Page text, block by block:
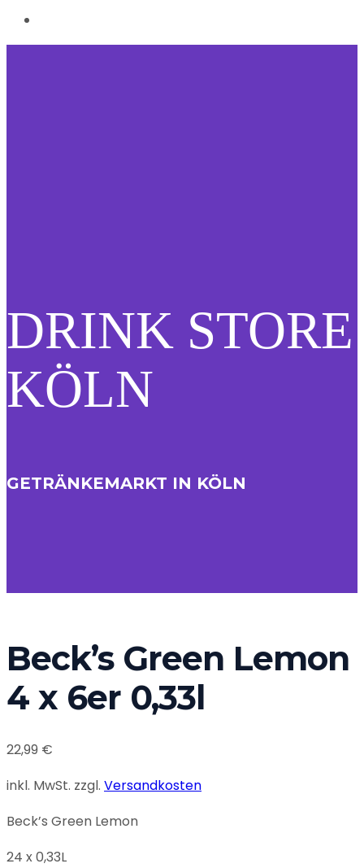
DRINK STORE
KÖLN
GETRÄNKEMARKT IN KÖLN
Beck’s Green Lemon
4 x 6er 0,33l
22,99 €
inkl. MwSt. zzgl. Versandkosten
Beck’s Green Lemon
24 x 0,33L